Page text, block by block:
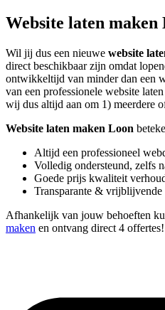
Website laten maken
Wil jij dus een nieuwe website
direct beschikbaar zijn omdat
ontwikkeltijd van minder dan een
van een professionele website
wij dus altijd aan om 1) meerdere
Website laten maken Loon
Altijd een professioneel
Volledig ondersteund, zelfs
Goede prijs kwaliteit
Transparante & vrijblijvende
Afhankelijk van jouw behoeften
maken en ontvang direct 4 offertes!